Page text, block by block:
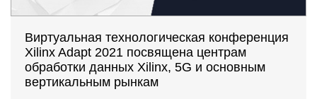
Виртуальная технологическая конференция
Xilinx Adapt 2021 посвящена центрам
обработки данных Xilinx, 5G и основным
вертикальным рынкам